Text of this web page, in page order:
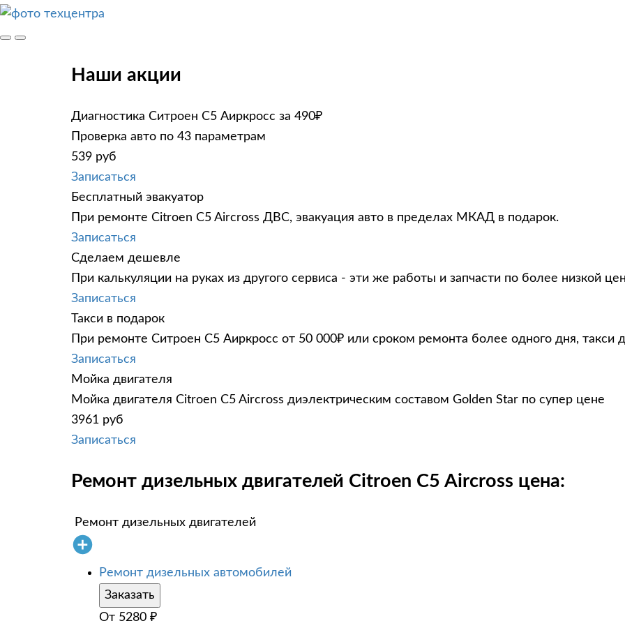
Наши акции
Диагностика Ситроен С5 Аиркросс за 490₽
Проверка авто по 43 параметрам
539 руб
Записаться
Бесплатный эвакуатор
При ремонте Citroen C5 Aircross ДВС, эвакуация авто в пределах МКАД в подарок.
Записаться
Сделаем дешевле
При калькуляции на руках из другого сервиса - эти же работы и запчасти по более низкой
Записаться
Такси в подарок
При ремонте Ситроен С5 Аиркросс от 50 000₽ или сроком ремонта более одного дня, такси
Записаться
Мойка двигателя
Мойка двигателя Citroen C5 Aircross диэлектрическим составом Golden Star по супер цене
3961 руб
Записаться
Ремонт дизельных двигателей Citroen C5 Aircross цена:
Ремонт дизельных двигателей
Ремонт дизельных автомобилей
Заказать
От 5280 ₽